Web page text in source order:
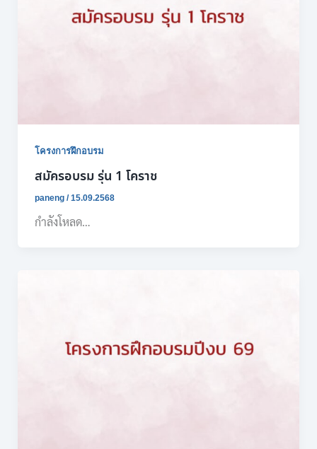
โครงการฝึกอบรม
สมัครอบรม รุ่น 1 โคราช
paneng /15.09.2568
กำลังโหลด…